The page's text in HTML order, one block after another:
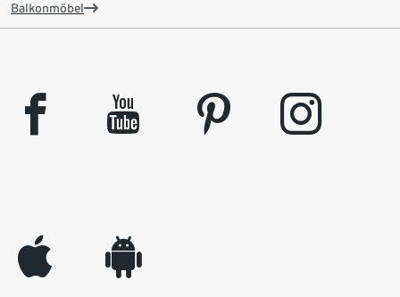
Balkonmöbel
facebook youtube pinterest instagram
appleinc android